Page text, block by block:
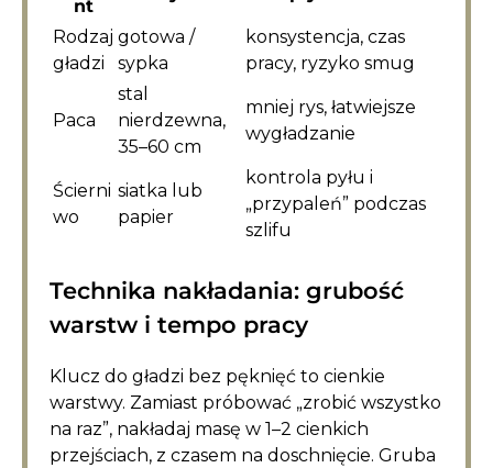
nt
Rodzaj
gładzi
gotowa /
sypka
konsystencja, czas
pracy, ryzyko smug
Paca
stal
nierdzewna,
35–60 cm
mniej rys, łatwiejsze
wygładzanie
Ścierni
wo
siatka lub
papier
kontrola pyłu i
„przypaleń” podczas
szlifu
Technika nakładania: grubość
warstw i tempo pracy
Klucz do gładzi bez pęknięć to cienkie
warstwy. Zamiast próbować „zrobić wszystko
na raz”, nakładaj masę w 1–2 cienkich
przejściach, z czasem na doschnięcie. Gruba